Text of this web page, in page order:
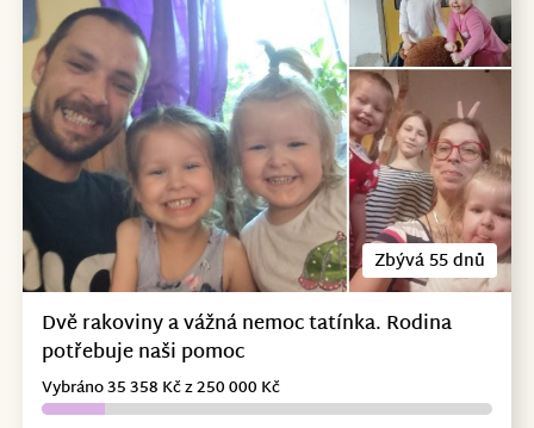
Zbývá 55 dnů
Dvě rakoviny a vážná nemoc tatínka. Rodina
potřebuje naši pomoc
Vybráno 35 358 Kč z 250 000 Kč